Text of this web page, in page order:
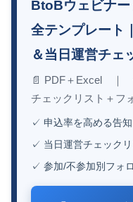
BtoBウェビナ
全テンプレート
＆当日運営チェ
📄 PDF＋Excel ｜
チェックリスト＋フ
✓ 申込率を高める告
✓ 当日運営チェック
✓ 参加/不参加別フォ